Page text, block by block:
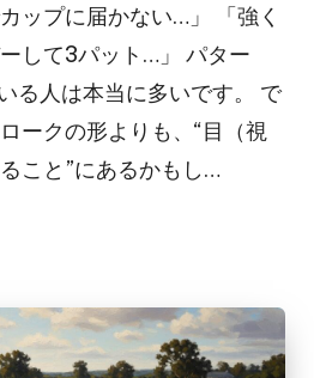
ップに届かない…」 「強く
して3パット…」 パター
る人は本当に多いです。 で
ークの形よりも、“目（視
こと”にあるかもし…